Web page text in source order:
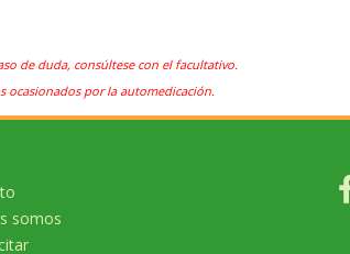
de duda, consúltese con el facultativo.
ocasionados por la automedicación.
somos